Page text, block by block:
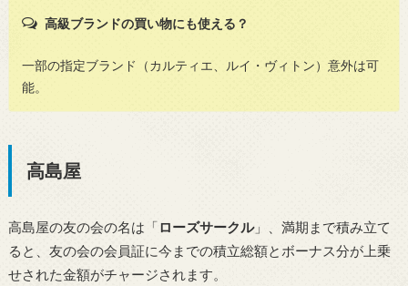
高級ブランドの買い物にも使える？
一部の指定ブランド（カルティエ、ルイ・ヴィトン）意外は可
能。
高島屋
高島屋の友の会の名は「ローズサークル」、満期まで積み立て
ると、友の会の会員証に今までの積立総額とボーナス分が上乗
せされた金額がチャージされます。